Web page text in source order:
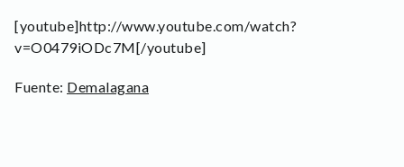
[youtube]http://www.youtube.com/watch?
v=O0479iODc7M[/youtube]
Fuente: Demalagana